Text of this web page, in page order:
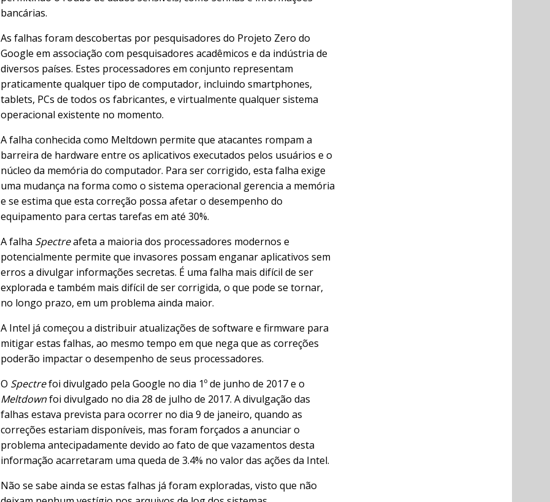
bancárias.
As falhas foram descobertas por pesquisadores do Projeto Zero do
Google em associação com pesquisadores acadêmicos e da indústria de
diversos países. Estes processadores em conjunto representam
praticamente qualquer tipo de computador, incluindo smartphones,
tablets, PCs de todos os fabricantes, e virtualmente qualquer sistema
operacional existente no momento.
A falha conhecida como Meltdown permite que atacantes rompam a
barreira de hardware entre os aplicativos executados pelos usuários e o
núcleo da memória do computador. Para ser corrigido, esta falha exige
uma mudança na forma como o sistema operacional gerencia a memória
e se estima que esta correção possa afetar o desempenho do
equipamento para certas tarefas em até 30%.
A falha Spectreafeta a maioria dos processadores modernos e
potencialmente permite que invasores possam enganar aplicativos sem
erros a divulgar informações secretas. É uma falha mais difícil de ser
explorada e também mais difícil de ser corrigida, o que pode se tornar,
no longo prazo, em um problema ainda maior.
A Intel já começou a distribuir atualizações de software e firmware para
mitigar estas falhas, ao mesmo tempo em que nega que as correções
poderão impactar o desempenho de seus processadores.
O Spectrefoi divulgado pela Google no dia 1º de junho de 2017 e o
Meltdownfoi divulgado no dia 28 de julho de 2017. A divulgação das
falhas estava prevista para ocorrer no dia 9 de janeiro, quando as
correções estariam disponíveis, mas foram forçados a anunciar o
problema antecipadamente devido ao fato de que vazamentos desta
informação acarretaram uma queda de 3.4% no valor das ações da Intel.
Não se sabe ainda se estas falhas já foram exploradas, visto que não